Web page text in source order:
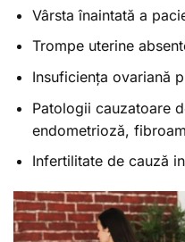
Vârsta înaintată a
Trompe uterine
Insuficiența ovariană
Patologii cauzatoare
endometrioză,
Infertilitate de cauză